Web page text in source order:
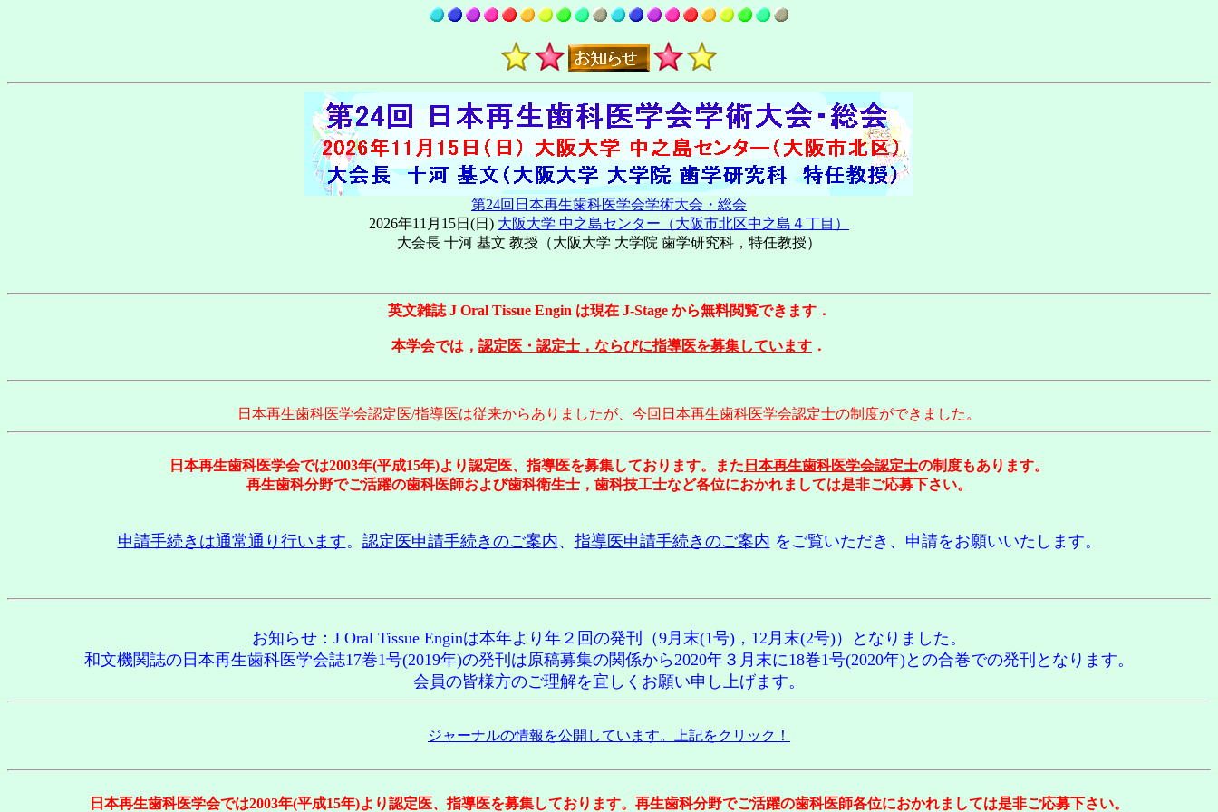
第24回日本再生歯科医学会学術大会・総会
2026年11月15日(日) 大阪大学 中之島センター（大阪市北区中之島４丁目）
大会長 十河 基文 教授（大阪大学 大学院 歯学研究科，特任教授）
英文雑誌 J Oral Tissue Engin は現在 J-Stage から無料閲覧できます．
本学会では， 認定医・認定士，ならびに指導医を募集しています ．
日本再生歯科医学会認定医/指導医は従来からありましたが、今回 日本再生歯科医学会認定士の制度ができました。
日本再生歯科医学会では2003年(平成15年)より認定医、指導医を募集しております。また 日本再生歯科医学会認定士の制度もあります。
再生歯科分野でご活躍の歯科医師および歯科衛生士，歯科技工士など各位におかれましては是非ご応募下さい。
申請手続きは通常通り行います。 認定医申請手続きのご案内、 指導医申請手続きのご案内 をご覧いただき、申請をお願いいたします。
お知らせ：J Oral Tissue Enginは本年より年２回の発刊（9月末(1号)，12月末(2号)）となりました。
和文機関誌の日本再生歯科医学会誌17巻1号(2019年)の発刊は原稿募集の関係から2020年３月末に18巻1号(2020年)との合巻での発刊となります。
会員の皆様方のご理解を宜しくお願い申し上げます。
ジャーナルの情報を公開しています。上記をクリック！
日本再生歯科医学会では2003年(平成15年)より認定医、指導医を募集しております。再生歯科分野でご活躍の歯科医師各位におかれましては是非ご応募下さい。